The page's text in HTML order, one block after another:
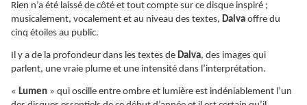
Rien n’a été laissé de côté et tout compte sur ce disque inspiré ;
musicalement, vocalement et au niveau des textes, Dalva offre du
cinq étoiles au public.
Il y a de la profondeur dans les textes de Dalva, des images qui
parlent, une vraie plume et une intensité dans l’interprétation.
« Lumen » qui oscille entre ombre et lumière est indéniablement l’un